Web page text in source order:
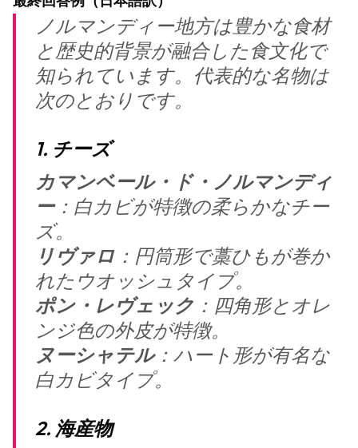
ノルマンディー地方は豊かな食材
と歴史的背景が融合した食文化で
知られています。代表的な名物は
次のとおりです。
1. チーズ
カマンベール・ド・ノルマンディ
ー：白カビが特徴の柔らかなチー
ズ。
リヴァロ ：円筒形で藁ひもが巻か
れたウオッシュタイプ。
ポン・レヴェック ：四角形とオレ
ンジ色の外皮が特徴。
ヌーシャテル：ハート形が有名な
白カビタイプ。
2. 海産物